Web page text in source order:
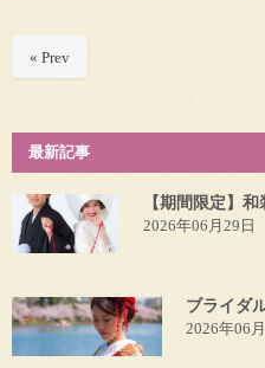
« Prev
最新記事
【期間限定】
2026年06月29日
ブライダ
2026年06